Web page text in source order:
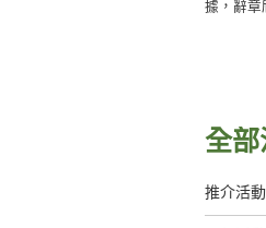
據，辭章
全部
推介活動